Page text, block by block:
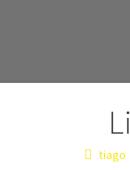
tiago